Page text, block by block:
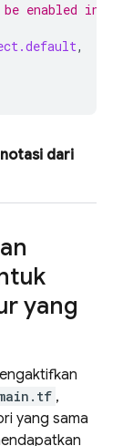
enabled in
,
dari
yang
,
yang sama